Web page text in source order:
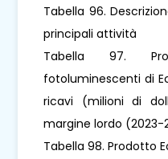
Tabella 96.
principali attività
Tabella 97.
fotoluminescenti di
ricavi (milioni di
margine lordo (2023-
Tabella 98. Prodotto